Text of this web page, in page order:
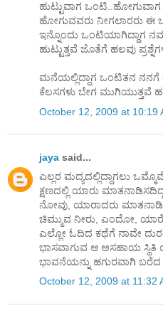
ಹುಟ್ಟುವಾಗ
ಹೋಗುವವರು ನೀಗಲಾರರು ಈ
ಇನ್ನೊಂದು ಒಂಟಿಯಾಗಿದ್ದಾಗ
ಹುಟ್ಟುತ್ತವೆ ಜೊತೆಗೆ ಹಲವು
ಮನೆಯಲ್ಲಿದ್ದಾಗ ಒಂಟಿತನ ನನಗೆ
ಕೆಲಸಗಳು ಬೇಗ ಮುಗಿಯುತ್ತವೆ
October 12, 2009 at 10:19
jaya said...
ಎಲ್ಲರ ಮದ್ಯದಲ್ಲಿದ್ದಾಗಲು
ಕ್ಷಣದಲ್ಲಿ ಯಾರು
ನೋವು, ಯಾರಾದರು
ಚಿಮ್ಮುವ ನೀರು, ಎಂದೋ,
ಎಲ್ಲೋ ಓದಿದ ಕಥೆಗೆ ನಾವೇ
ಭಾಸವಾಗುವ ಆ ಅಸಹಾಯ
ಭಾವನೆಯನ್ನು ಹಗುರವಾಗಿ
October 12, 2009 at 11:32